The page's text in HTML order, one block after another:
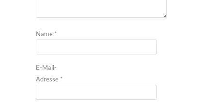
Name *
E-Mail-
Adresse *